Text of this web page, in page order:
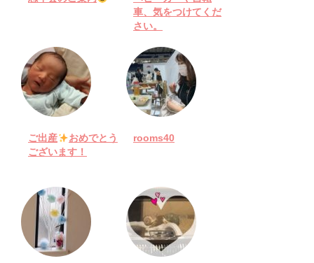
車、気をつけてくだ
さい。
ご出産
おめでとう
ございます！
rooms40